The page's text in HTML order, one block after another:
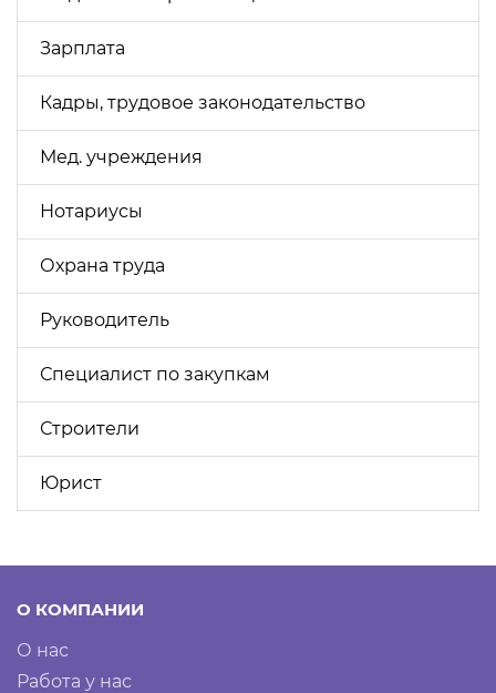
Зарплата
Кадры, трудовое законодательство
Мед. учреждения
Нотариусы
Охрана труда
Руководитель
Специалист по закупкам
Строители
Юрист
О КОМПАНИИ
О нас
Работа у нас